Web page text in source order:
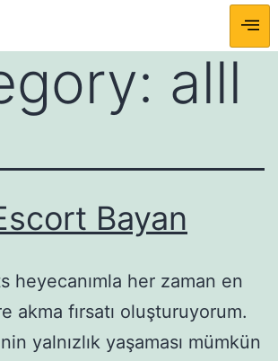
alll
Bayan
heyecanımla her zaman en
akma fırsatı oluşturuyorum.
yalnızlık yaşaması mümkün